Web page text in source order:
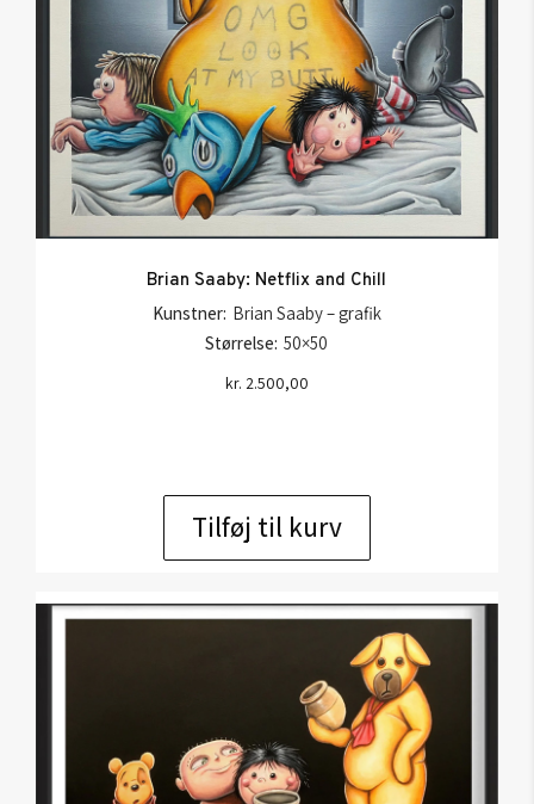
Brian Saaby: Netflix and Chill
Kunstner: Brian Saaby – grafik
Størrelse: 50×50
kr. 2.500,00
Tilføj til kurv